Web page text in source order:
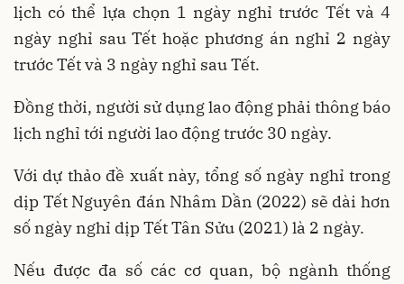
lịch có thể lựa chọn 1 ngày nghỉ trước Tết và 4
ngày nghỉ sau Tết hoặc phương án nghỉ 2 ngày
trước Tết và 3 ngày nghỉ sau Tết.
Đồng thời, người sử dụng lao động phải thông báo
lịch nghỉ tới người lao động trước 30 ngày.
Với dự thảo đề xuất này, tổng số ngày nghỉ trong
dịp Tết Nguyên đán Nhâm Dần (2022) sẽ dài hơn
số ngày nghỉ dịp Tết Tân Sửu (2021) là 2 ngày.
Nếu được đa số các cơ quan, bộ ngành thống